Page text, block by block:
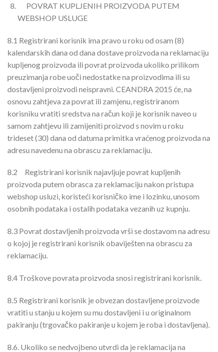
POVRAT KUPLJENIH PROIZVODA PUTEM
WEBSHOP USLUGE
8.1 Registrirani korisnik ima pravo u roku od osam (8)
kalendarskih dana od dana dostave proizvoda na reklamaciju
kupljenog proizvoda ili povrat proizvoda ukoliko prilikom
preuzimanja robe uoči nedostatke na proizvodima ili su
dostavljeni proizvodi neispravni. CEANDRA 2015 će, na
osnovu zahtjeva za povrat ili zamjenu, registriranom
korisniku vratiti sredstva na račun koji je korisnik naveo u
samom zahtjevu ili zamijeniti proizvod s novim u roku
trideset (30) dana od datuma primitka vraćenog proizvoda na
adresu navedenu na obrascu za reklamaciju.
8.2 Registrirani korisnik najavljuje povrat kupljenih
proizvoda putem obrasca za reklamaciju nakon pristupa
webshop usluzi, koristeći korisničko ime i lozinku, unosom
osobnih podataka i ostalih podataka vezanih uz kupnju.
8.3 Povrat dostavljenih proizvoda vrši se dostavom na adresu
o kojoj je registrirani korisnik obaviješten na obrascu za
reklamaciju.
8.4 Troškove povrata proizvoda snosi registrirani korisnik.
8.5 Registrirani korisnik je obvezan dostavljene proizvode
vratiti u stanju u kojem su mu dostavljeni i u originalnom
pakiranju (trgovačko pakiranje u kojem je roba i dostavljena).
8.6. Ukoliko se nedvojbeno utvrdi da je reklamacija na